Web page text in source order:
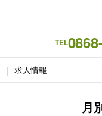
TEL
求人情報
月